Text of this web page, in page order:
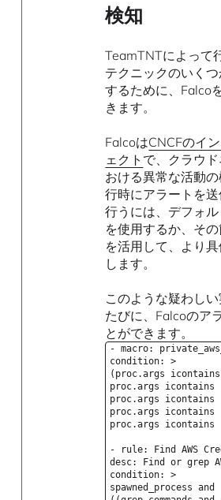
検知
TeamTNTによって
テクニックのいく
するために、Falco
きます。
FalcoはCNCFのイ
ェクト で、クラウ
おける異常な活動
行時にアラートを
行うには、デフォ
を使用するか、そ
を活用して、より
します。
このような疑わし
たびに、Falcoのア
とができます。
- macro:
condition: >
(proc.args icontains
proc.args icontains
proc.args icontains
proc.args icontains
proc.args icontains
- rule: Find AWS
desc: Find or grep
condition: >
spawned_process and